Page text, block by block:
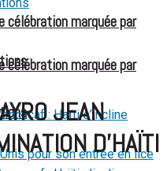
célébration marquée par
célébration marquée par
JEAN
D’HAÏTI